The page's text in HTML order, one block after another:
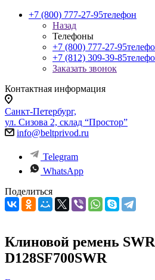
+7 (800) 777-27-95телефон
Назад
Телефоны
+7 (800) 777-27-95
+7 (812) 309-39-85
Заказать звонок
Контактная информация
Санкт-Петербург,
ул. Сизова 2, склад “Простор”
info@beltprivod.ru
Telegram
WhatsApp
Поделиться
Клиновой ремень
D128SF700SWR